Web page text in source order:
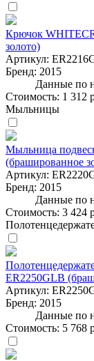
Крючок
золото)
Артикул:
Бренд: 2015
Данные по
Стоимость: 1 312
Мыльницы
Мыльница
(брашированное
Артикул:
Бренд: 2015
Данные по
Стоимость: 3 424
ER2250GLB
Артикул:
Бренд: 2015
Данные по
Стоимость: 5 768